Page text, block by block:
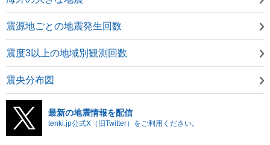
震源地ごとの地震発生回数
震度3以上の地域別観測回数
震央分布図
最新の地震情報を配信
tenki.jp公式X（旧Twitter）をご利用ください。